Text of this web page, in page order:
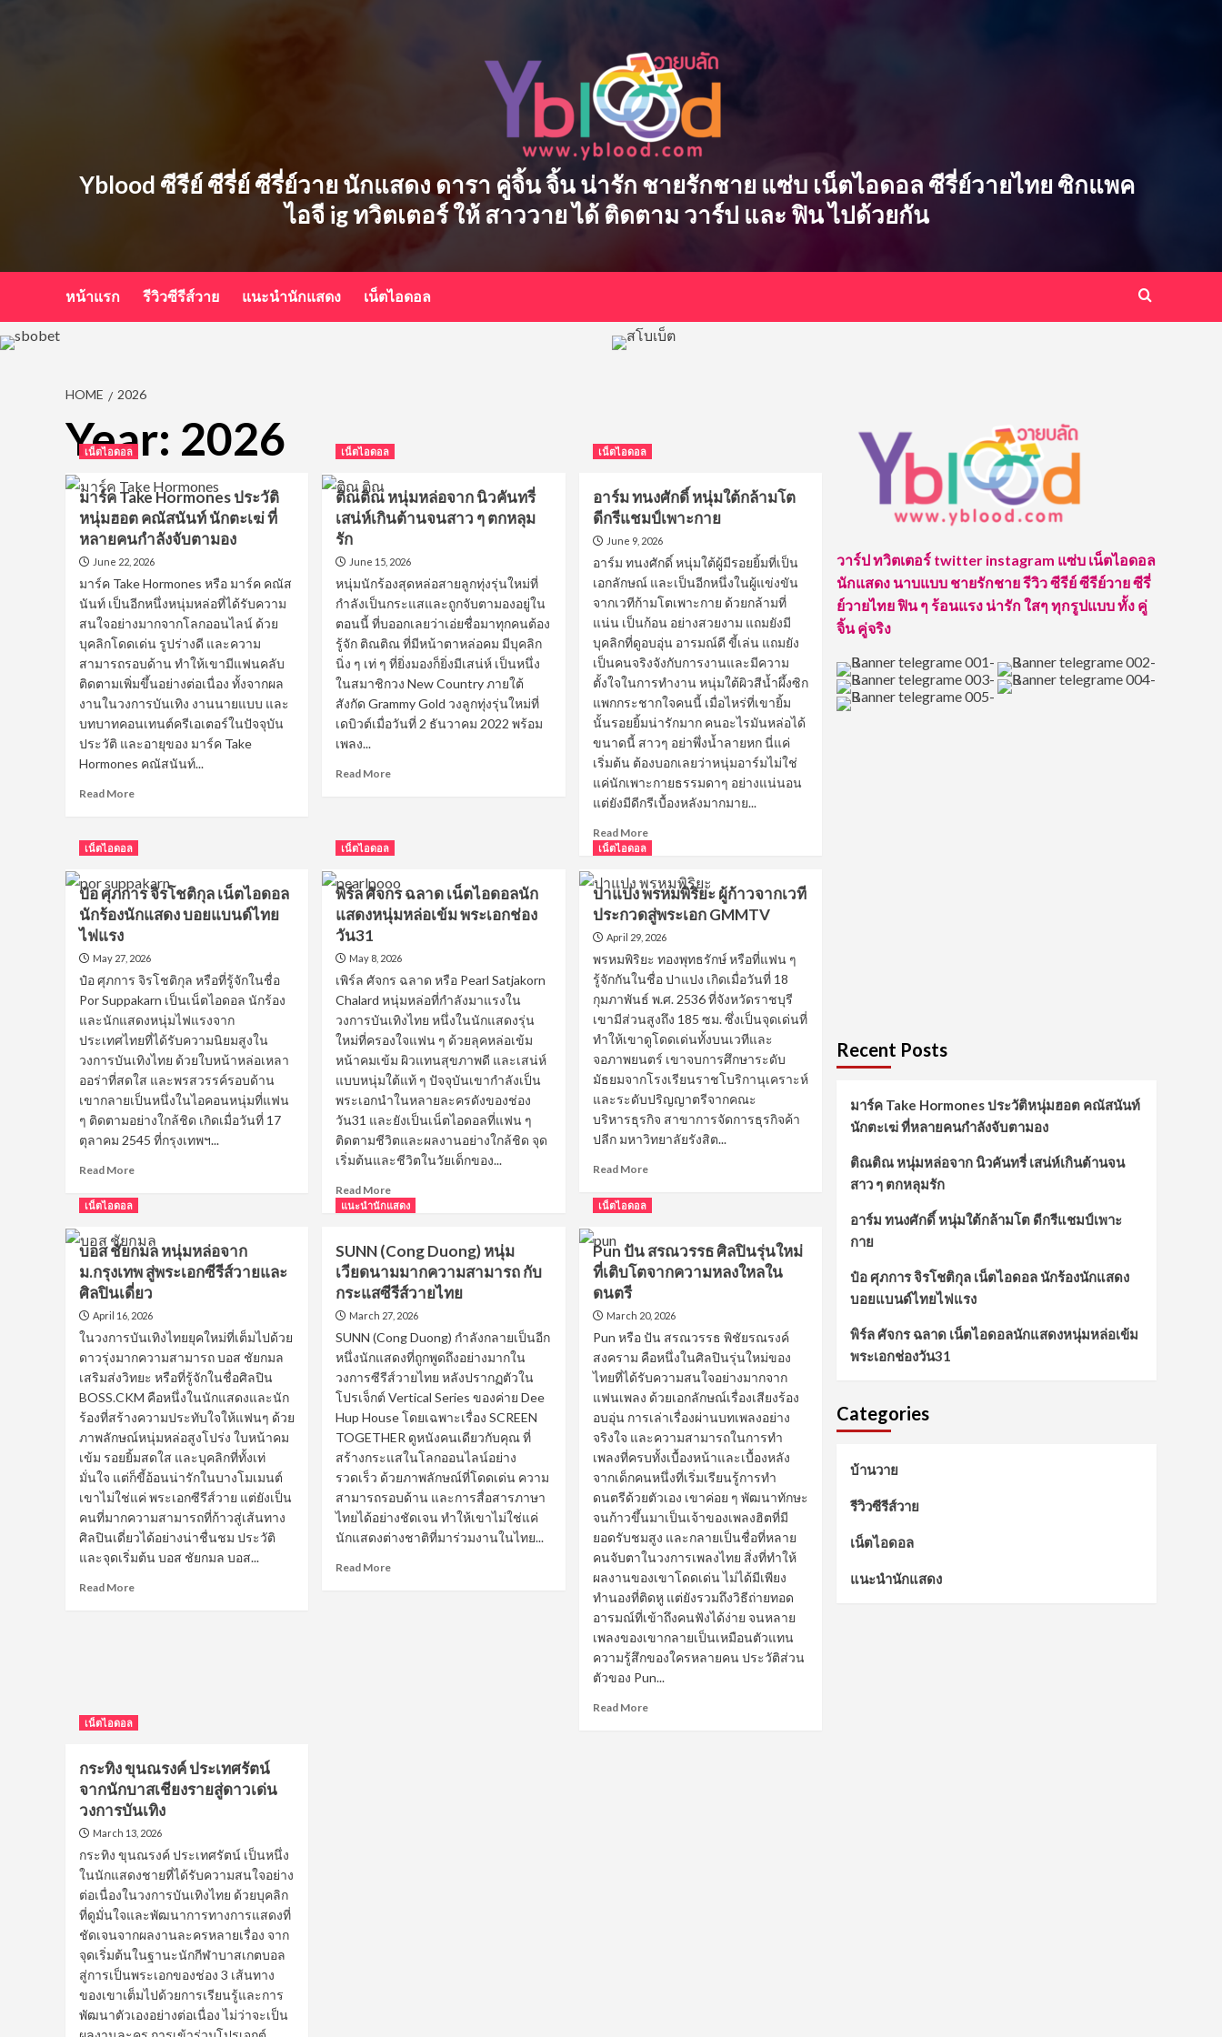
Yblood ซีรีย์ ซีรี่ย์ ซีรี่ย์วาย นักแสดง ดารา คู่จิ้น จิ้น น่ารัก ชายรักชาย แซ่บ เน็ตไอดอล ซีรี่ย์วายไทย ซิกแพค
ไอจี ig ทวิตเตอร์ ให้ สาววาย ได้ ติดตาม วาร์ป และ ฟิน ไปด้วยกัน
หน้าแรก รีวิวซีรีส์วาย แนะนำนักแสดง เน็ตไอดอล
HOME 2026
Year: 2026
เน็ตไอดอล
มาร์ค Take Hormones ประวัติ
หนุ่มฮอต คณัสนันท์ นักตะเฆ่ ที่
หลายคนกำลังจับตามอง
June 22, 2026
มาร์ค Take Hormones หรือ มาร์ค คณัส
นันท์ เป็นอีกหนึ่งหนุ่มหล่อที่ได้รับความ
สนใจอย่างมากจากโลกออนไลน์ ด้วย
บุคลิกโดดเด่น รูปร่างดี และความ
สามารถรอบด้าน ทำให้เขามีแฟนคลับ
ติดตามเพิ่มขึ้นอย่างต่อเนื่อง ทั้งจากผล
งานในวงการบันเทิง งานนายแบบ และ
บทบาทคอนเทนต์ครีเอเตอร์ในปัจจุบัน
ประวัติ และอายุของ มาร์ค Take
Hormones คณัสนันท์...
Read MoreRead
มาร์ค
Take
Hormones
ประวัติ
หนุ่ม
นันท์
นัก
ตะเฆ่
ที่
หลาย
กำลัง
จับตา
มอง
เน็ตไอดอล
ติณติณ หนุ่มหล่อจาก นิวคันทรี่
เสน่ห์เกินต้านจนสาว ๆ ตกหลุม
รัก
June 15, 2026
หนุ่มนักร้องสุดหล่อสายลูกทุ่งรุ่นใหม่ที่
กำลังเป็นกระแสและถูกจับตามองอยู่ใน
ตอนนี้ ที่บออกเลยว่าเอ่ยชื่อมาทุกคนต้อง
รู้จัก ติณติณ ที่มีหน้าตาหล่อคม มีบุคลิก
นิ่ง ๆ เท่ ๆ ที่ยิ่งมองก็ยิ่งมีเสน่ห์ เป็นหนึ่ง
ในสมาชิกวง New Country ภายใต้
สังกัด Grammy Gold วงลูกทุ่งรุ่นใหม่ที่
เดบิวต์เมื่อวันที่ 2 ธันวาคม 2022 พร้อม
เพลง...
Read MoreRead
ติณ
หนุ่ม
จาก
นิว
คัน
เสน่ห์
เกิน
ต้าน
จน
สาว
ๆ
ตกหลุม
รัก
เน็ตไอดอล
อาร์ม ทนงศักดิ์ หนุ่มใต้กล้ามโต
ดีกรีแชมป์เพาะกาย
June 9, 2026
อาร์ม ทนงศักดิ์ หนุ่มใต้ผู้มีรอยยิ้มที่เป็น
เอกลักษณ์ และเป็นอีกหนึ่งในผู้แข่งขัน
จากเวทีก้ามโตเพาะกาย ด้วยกล้ามที่
แน่น เป็นก้อน อย่างสวยงาม แถมยังมี
บุคลิกที่ดูอบอุ่น อารมณ์ดี ขี้เล่น แถมยัง
เป็นคนจริงจังกับการงานและมีความ
ตั้งใจในการทำงาน หนุ่มใต้ผิวสีน้ำผึ้งซิก
แพกกระชากใจคนนี้ เมื่อไหร่ที่เขายิ้ม
นั้นรอยยิ้มน่ารักมาก คนอะไรมันหล่อได้
ขนาดนี้ สาวๆ อย่าพึ่งน้ำลายหก นี่แค่
เริ่มต้น ต้องบอกเลยว่าหนุ่มอาร์มไม่ใช่
แค่นักเพาะกายธรรมดาๆ อย่างแน่นอน
แต่ยังมีดีกรีเบื้องหลังมากมาย...
Read MoreRead
อาร์ม
ทนง
ศักดิ์
หนุ่ม
กล้าม
โต
ดีกรี
แชมป์
เพาะ
กาย
เน็ตไอดอล
ป๋อ ศุภการ จิรโชติกุล เน็ตไอดอล
นักร้องนักแสดง บอยแบนด์ไทย
ไฟแรง
May 27, 2026
ป๋อ ศุภการ จิรโชติกุล หรือที่รู้จักในชื่อ
Por Suppakarn เป็นเน็ตไอดอล นักร้อง
และนักแสดงหนุ่มไฟแรงจาก
ประเทศไทยที่ได้รับความนิยมสูงใน
วงการบันเทิงไทย ด้วยใบหน้าหล่อเหลา
ออร่าที่สดใส และพรสวรรค์รอบด้าน
เขากลายเป็นหนึ่งในไอคอนหนุ่มที่แฟน
ๆ ติดตามอย่างใกล้ชิด เกิดเมื่อวันที่ 17
ตุลาคม 2545 ที่กรุงเทพฯ...
Read MoreRead
about
ศุภ
การ
จิร
โชติ
เน็ต
ไอ
ดอล
นัก
ร้อง
แสดง
บอย
แบน
ด์
ไทย
ไฟ
แรง
เน็ตไอดอล
พิร์ล ศัจกร ฉลาด เน็ตไอดอลนัก
แสดงหนุ่มหล่อเข้ม พระเอกช่อง
วัน31
May 8, 2026
เพิร์ล ศัจกร ฉลาด หรือ Pearl Satjakorn
Chalard หนุ่มหล่อที่กำลังมาแรงใน
วงการบันเทิงไทย หนึ่งในนักแสดงรุ่น
ใหม่ที่ครองใจแฟน ๆ ด้วยลุคหล่อเข้ม
หน้าคมเข้ม ผิวแทนสุขภาพดี และเสน่ห์
แบบหนุ่มใต้แท้ ๆ ปัจจุบันเขากำลังเป็น
พระเอกนำในหลายละครดังของช่อง
วัน31 และยังเป็นเน็ตไอดอลที่แฟน ๆ
ติดตามชีวิตและผลงานอย่างใกล้ชิด จุด
เริ่มต้นและชีวิตในวัยเด็กของ...
Read MoreRead
more
ล
ศัจ
กร
เน็ต
ไอ
ดอ
ลนัก
แสดง
หนุ่ม
เข้ม
พระเอก
ช่อง
วัน31
เน็ตไอดอล
ปาแปง พรหมพิริยะ ผู้ก้าวจากเวที
ประกวดสู่พระเอก GMMTV
April 29, 2026
พรหมพิริยะ ทองพุทธรักษ์ หรือที่แฟน ๆ
รู้จักกันในชื่อ ปาแปง เกิดเมื่อวันที่ 18
กุมภาพันธ์ พ.ศ. 2536 ที่จังหวัดราชบุรี
เขามีส่วนสูงถึง 185 ซม. ซึ่งเป็นจุดเด่นที่
ทำให้เขาดูโดดเด่นทั้งบนเวทีและ
จอภาพยนตร์ เขาจบการศึกษาระดับ
มัธยมจากโรงเรียนราชโบริกานุเคราะห์
และระดับปริญญาตรีจากคณะ
บริหารธุรกิจ สาขาการจัดการธุรกิจค้า
ปลีก มหาวิทยาลัยรังสิต...
Read MoreRead
about
พรหม
พิริยะ
จาก
เวที
ประกวด
สู่
พระเอก
GMMTV
เน็ตไอดอล
บอส ชัยกมล หนุ่มหล่อจาก
ม.กรุงเทพ สู่พระเอกซีรีส์วายและ
ศิลปินเดี่ยว
April 16, 2026
ในวงการบันเทิงไทยยุคใหม่ที่เต็มไปด้วย
ดาวรุ่งมากความสามารถ บอส ชัยกมล
เสริมส่งวิทยะ หรือที่รู้จักในชื่อศิลปิน
BOSS.CKM คือหนึ่งในนักแสดงและนัก
ร้องที่สร้างความประทับใจให้แฟนๆ ด้วย
ภาพลักษณ์หนุ่มหล่อสูงโปร่ง ใบหน้าคม
เข้ม รอยยิ้มสดใส และบุคลิกที่ทั้งเท่
มั่นใจ แต่ก็ขี้อ้อนน่ารักในบางโมเมนต์
เขาไม่ใช่แค่ พระเอกซีรีส์วาย แต่ยังเป็น
คนที่มากความสามารถที่ก้าวสู่เส้นทาง
ศิลปินเดี่ยวได้อย่างน่าชื่นชม ประวัติ
และจุดเริ่มต้น บอส ชัยกมล บอส...
Read MoreRead
พระเอก
ซี
รีส์
วาย
ศิลปิน
เดี่ยว
แนะนำนักแสดง
SUNN (Cong Duong) หนุ่ม
เวียดนามมากความสามารถ กับ
กระแสซีรีส์วายไทย
March 27, 2026
SUNN (Cong Duong) กำลังกลายเป็นอีก
หนึ่งนักแสดงที่ถูกพูดถึงอย่างมากใน
วงการซีรีส์วายไทย หลังปรากฏตัวใน
โปรเจ็กต์ Vertical Series ของค่าย Dee
Hup House โดยเฉพาะเรื่อง SCREEN
TOGETHER ดูหนังคนเดียวกับคุณ ที่
สร้างกระแสในโลกออนไลน์อย่าง
รวดเร็ว ด้วยภาพลักษณ์ที่โดดเด่น ความ
สามารถรอบด้าน และการสื่อสารภาษา
ไทยได้อย่างชัดเจน ทำให้เขาไม่ใช่แค่
นักแสดงต่างชาติที่มาร่วมงานในไทย...
Read MoreRead
เน็ตไอดอล
Pun ปัน สรณวรรธ ศิลปินรุ่นใหม่
ที่เติบโตจากความหลงใหลใน
ดนตรี
March 20, 2026
Pun หรือ ปัน สรณวรรธ พิชัยรณรงค์
สงคราม คือหนึ่งในศิลปินรุ่นใหม่ของ
ไทยที่ได้รับความสนใจอย่างมากจาก
แฟนเพลง ด้วยเอกลักษณ์เรื่องเสียงร้อง
อบอุ่น การเล่าเรื่องผ่านบทเพลงอย่าง
จริงใจ และความสามารถในการทำ
เพลงที่ครบทั้งเบื้องหน้าและเบื้องหลัง
จากเด็กคนหนึ่งที่เริ่มเรียนรู้การทำ
ดนตรีด้วยตัวเอง เขาค่อย ๆ พัฒนาทักษะ
จนก้าวขึ้นมาเป็นเจ้าของเพลงฮิตที่มี
ยอดรับชมสูง และกลายเป็นชื่อที่หลาย
คนจับตาในวงการเพลงไทย สิ่งที่ทำให้
ผลงานของเขาโดดเด่น ไม่ได้มีเพียง
ทำนองที่ติดหู แต่ยังรวมถึงวิธีถ่ายทอด
อารมณ์ที่เข้าถึงคนฟังได้ง่าย จนหลาย
เพลงของเขากลายเป็นเหมือนตัวแทน
ความรู้สึกของใครหลายคน ประวัติส่วน
ตัวของ Pun...
Read MoreRead
เน็ตไอดอล
กระทิง ขุนณรงค์ ประเทศรัตน์
จากนักบาสเชียงรายสู่ดาวเด่น
วงการบันเทิง
March 13, 2026
กระทิง ขุนณรงค์ ประเทศรัตน์ เป็นหนึ่ง
ในนักแสดงชายที่ได้รับความสนใจอย่าง
ต่อเนื่องในวงการบันเทิงไทย ด้วยบุคลิก
ที่ดูมั่นใจและพัฒนาการทางการแสดงที่
ชัดเจนจากผลงานละครหลายเรื่อง จาก
จุดเริ่มต้นในฐานะนักกีฬาบาสเกตบอล
สู่การเป็นพระเอกของช่อง 3 เส้นทาง
ของเขาเต็มไปด้วยการเรียนรู้และการ
พัฒนาตัวเองอย่างต่อเนื่อง ไม่ว่าจะเป็น
วาร์ป ทวิตเตอร์ twitter instagram แซ่บ เน็ตไอดอล
นักแสดง นาบแบบ ชายรักชาย รีวิว ซีรีย์ ซีรีย์วาย ซีรี่
ย์วายไทย ฟิน ๆ ร้อนแรง น่ารัก ใสๆ ทุกรูปแบบ ทั้ง คู่
จิ้น คู่จริง
Recent Posts
มาร์ค Take Hormones ประวัติหนุ่มฮอต คณัสนันท์
นักตะเฆ่ ที่หลายคนกำลังจับตามอง
ติณติณ หนุ่มหล่อจาก นิวคันทรี่ เสน่ห์เกินต้านจน
สาว ๆ ตกหลุมรัก
อาร์ม ทนงศักดิ์ หนุ่มใต้กล้ามโต ดีกรีแชมป์เพาะ
กาย
ป๋อ ศุภการ จิรโชติกุล เน็ตไอดอล นักร้องนักแสดง
บอยแบนด์ไทยไฟแรง
พิร์ล ศัจกร ฉลาด เน็ตไอดอลนักแสดงหนุ่มหล่อเข้ม
พระเอกช่องวัน31
Categories
บ้านวาย
รีวิวซีรีส์วาย
เน็ตไอดอล
แนะนำนักแสดง